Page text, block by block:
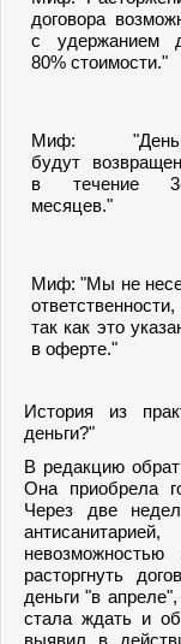
договора
с удержанием
80% стоимости."
Миф:
будут
в течение
месяцев."
Миф: "Мы не
ответственности,
так как это
в оферте."
История из
деньги?"
В редакцию
Она приобрела
Через две
расторгнуть
деньги "в
стала ждать и
выявил в